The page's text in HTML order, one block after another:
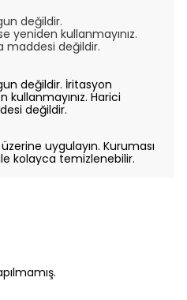
değildir.
yeniden kullanmayınız.
maddesi değildir.
değildir. İritasyon
Harici
değildir.
uygulayın. Kuruması
kolayca temizlenebilir.